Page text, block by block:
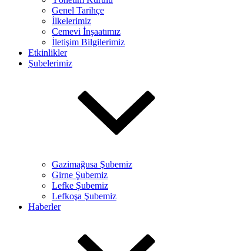
Genel Tarihçe
İlkelerimiz
Cemevi İnşaatımız
İletişim Bilgilerimiz
Etkinlikler
Şubelerimiz
Gazimağusa Şubemiz
Girne Şubemiz
Lefke Şubemiz
Lefkoşa Şubemiz
Haberler